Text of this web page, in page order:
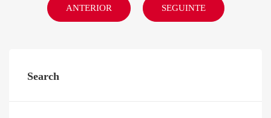
ANTERIOR SEGUINTE
Search